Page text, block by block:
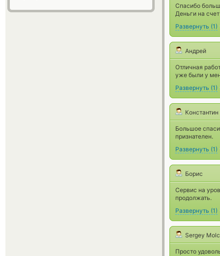
Спасибо
Деньги на
Развернуть (1)
Андрей
Отличная
уже были у
Развернуть (1)
Константин
Большое
признателен.
Развернуть (1)
Борис
Сервис на
продолжать.
Развернуть (1)
Sergey
Просто